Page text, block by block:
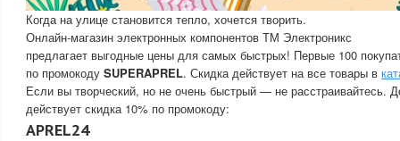
Когда на улице становится тепло, хочется творить.
Онлайн-магазин электронных компонентов ТМ Электроникс
предлагает выгодные цены для самых быстрых! Первые 100
по промокоду SUPERAPREL. Скидка действует на все товары в
Если вы творческий, но не очень быстрый — не расстраивайтесь.
действует скидка 10% по промокоду:
APREL24